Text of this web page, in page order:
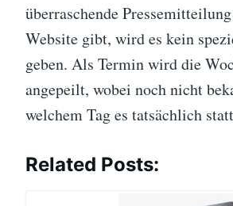
überraschende
Website gibt, wird es kein
geben. Als Termin wird die
angepeilt, wobei noch nicht
welchem Tag es tatsächlich
Related Posts: